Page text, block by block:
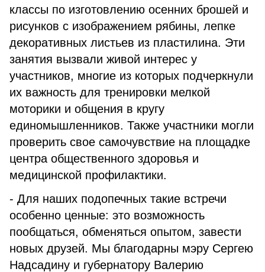
классы по изготовлению осенних брошей и
рисунков с изображением рябины, лепке
декоративных листьев из пластилина. Эти
занятия вызвали живой интерес у
участников, многие из которых подчеркнули
их важность для тренировки мелкой
моторики и общения в кругу
единомышленников. Также участники могли
проверить свое самочувствие на площадке
центра общественного здоровья и
медицинской профилактики.
- Для наших подопечных такие встречи
особенно ценные: это возможность
пообщаться, обменяться опытом, завести
новых друзей. Мы благодарны мэру Сергею
Надсадину и губернатору Валерию